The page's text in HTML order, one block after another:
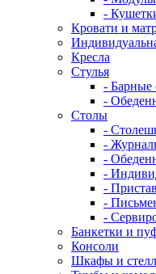
-
Кровати и
Кресла
Стулья
- Барные
-
Столы
-
-
-
-
-
-
-
Банкетки и
Консоли
Шкафы и